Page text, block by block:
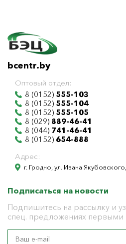
bcentr.by
Оптовый отдел:
8 (0152) 555-103
8 (0152) 555-104
8 (0152) 555-105
8 (029) 889-46-41
8 (044) 741-46-41
8 (0152) 654-888
Адрес:
г. Гродно, ул. Ивана
Подписаться на новости
Подпишитесь на рассылку и
спец. предложениях первыми